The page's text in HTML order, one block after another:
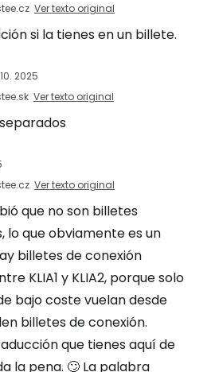
Ver texto original
si la tienes en un billete.
2025
Ver texto original
Ver texto original
que no son billetes
lo que obviamente es un
billetes de conexión
KLIA1 y KLIA2, porque solo
bajo coste vuelan desde
billetes de conexión.
que tienes aquí de
la pena. 🙄 La palabra